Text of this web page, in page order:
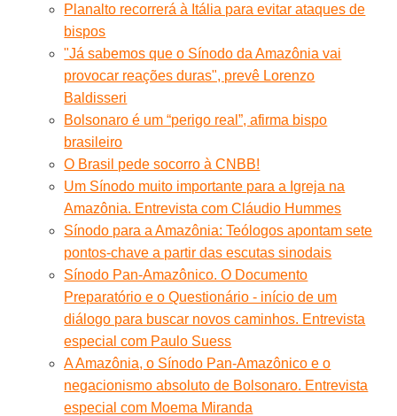
Planalto recorrerá à Itália para evitar ataques de
bispos
"Já sabemos que o Sínodo da Amazônia vai
provocar reações duras", prevê Lorenzo
Baldisseri
Bolsonaro é um “perigo real”, afirma bispo
brasileiro
O Brasil pede socorro à CNBB!
Um Sínodo muito importante para a Igreja na
Amazônia. Entrevista com Cláudio Hummes
Sínodo para a Amazônia: Teólogos apontam sete
pontos-chave a partir das escutas sinodais
Sínodo Pan-Amazônico. O Documento
Preparatório e o Questionário - início de um
diálogo para buscar novos caminhos. Entrevista
especial com Paulo Suess
A Amazônia, o Sínodo Pan-Amazônico e o
negacionismo absoluto de Bolsonaro. Entrevista
especial com Moema Miranda